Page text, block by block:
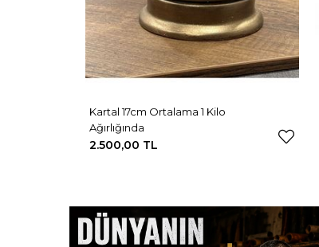
Kartal 17cm Ortalama 1 Kilo
Ağırlığında
2.500,00 TL